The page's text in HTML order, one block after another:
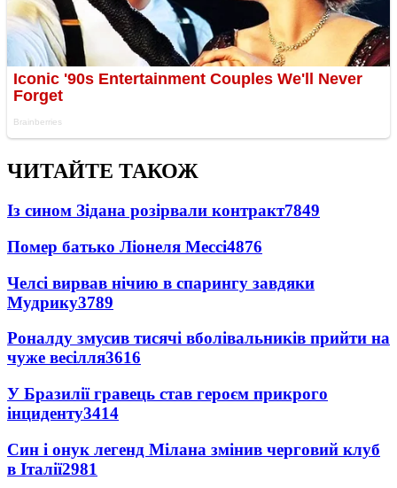
ЧИТАЙТЕ ТАКОЖ
Із сином Зідана розірвали контракт7849
Помер батько Ліонеля Мессі4876
Челсі вирвав нічию в спарингу завдяки
Мудрику3789
Роналду змусив тисячі вболівальників прийти на
чуже весілля3616
У Бразилії гравець став героєм прикрого
інциденту3414
Син і онук легенд Мілана змінив черговий клуб
в Італії2981